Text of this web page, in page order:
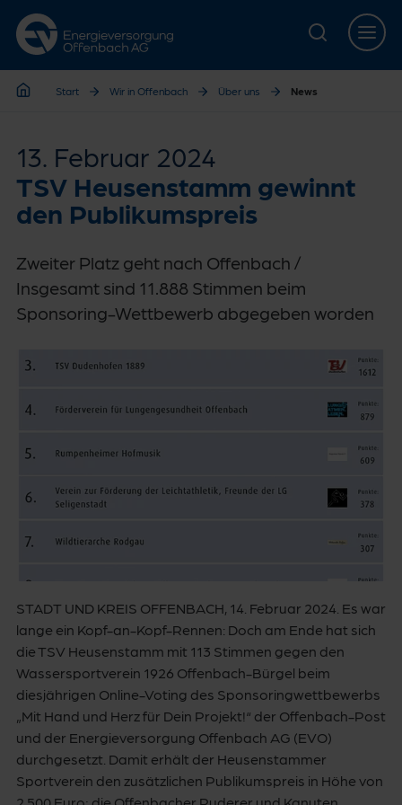
Zur Hauptnavigation springen
Zur Servicelasche springen
Zum Hauptinhalt springen
Zur Footernavigation springen
Start Wir in Offenbach Über uns News
13. Februar 2024
TSV Heusenstamm gewinnt
den Publikumspreis
Zweiter Platz geht nach Offenbach /
Insgesamt sind 11.888 Stimmen beim
Sponsoring-Wettbewerb abgegeben worden
STADT UND KREIS OFFENBACH, 14. Februar 2024. Es war
lange ein Kopf-an-Kopf-Rennen: Doch am Ende hat sich
die TSV Heusenstamm mit 113 Stimmen gegen den
Wassersportverein 1926 Offenbach-Bürgel beim
diesjährigen Online-Voting des Sponsoringwettbewerbs
„Mit Hand und Herz für Dein Projekt!“ der Offenbach-Post
und der Energieversorgung Offenbach AG (EVO)
durchgesetzt. Damit erhält der Heusenstammer
Sportverein den zusätzlichen Publikumspreis in Höhe von